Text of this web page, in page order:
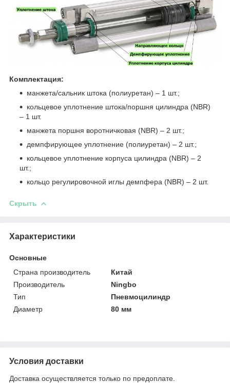
Комплектация:
манжета/сальник штока (полиуретан) – 1 шт.;
кольцевое уплотнение штока/поршня цилиндра (NBR)
– 1 шт.
манжета поршня воротничковая (NBR) – 2 шт.;
демпфирующее уплотнение (полиуретан) – 2 шт.;
кольцевое уплотнение корпуса цилиндра (NBR) – 2
шт.;
кольцо регулировочной иглы демпфера (NBR) – 2 шт.
Скрыть
Характеристики
Основные
Страна производитель
Китай
Производитель
Ningbo
Тип
Пневмоцилиндр
Диаметр
80 мм
Условия доставки
Доставка осуществляется только по предоплате.